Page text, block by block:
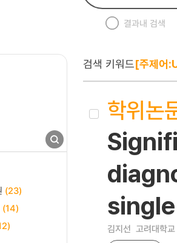
결과내 검색
(23)
(14)
검색 키워드[주제
학위논
김지선 고려대학